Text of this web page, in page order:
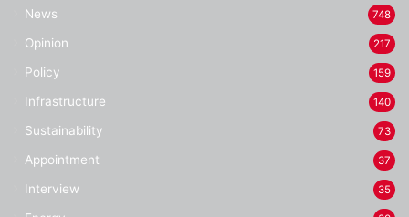
News 748
Opinion 217
Policy 159
Infrastructure 140
Sustainability 73
Appointment 37
Interview 35